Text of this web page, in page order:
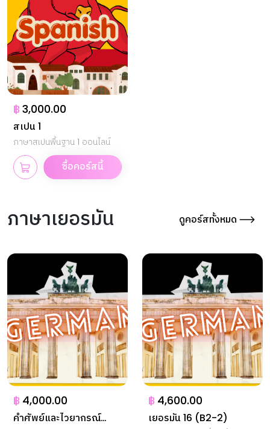
฿3,000.00
สเปน 1
ภาษาสเปนพื้นฐาน 1 ออนไลน์
ซื้อคอร์สนี้
ภาษาเยอรมัน ดูคอร์สทั้งหมด
฿ 4,000.00
คำศัพย์และไวยากรณ์
฿ 4,600.00
เยอรมัน 16 (B2-2)